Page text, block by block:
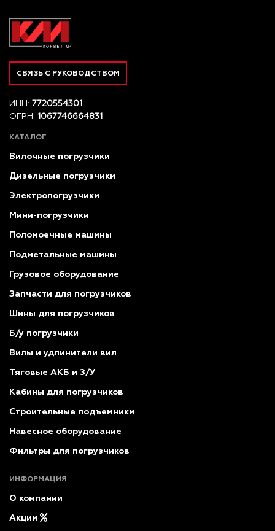
СВЯЗЬ С РУКОВОДСТВОМ
ИНН: 7720554301
ОГРН: 1067746664831
КАТАЛОГ
Вилочные погрузчики
Дизельные погрузчики
Электропогрузчики
Мини-погрузчики
Поломоечные машины
Подметальные машины
Грузовое оборудование
Запчасти для погрузчиков
Шины для погрузчиков
Б/у погрузчики
Вилы и удлинители вил
Тяговые АКБ и З/У
Кабины для погрузчиков
Строительные подъемники
Навесное оборудование
Фильтры для погрузчиков
ИНФОРМАЦИЯ
О компании
Акции